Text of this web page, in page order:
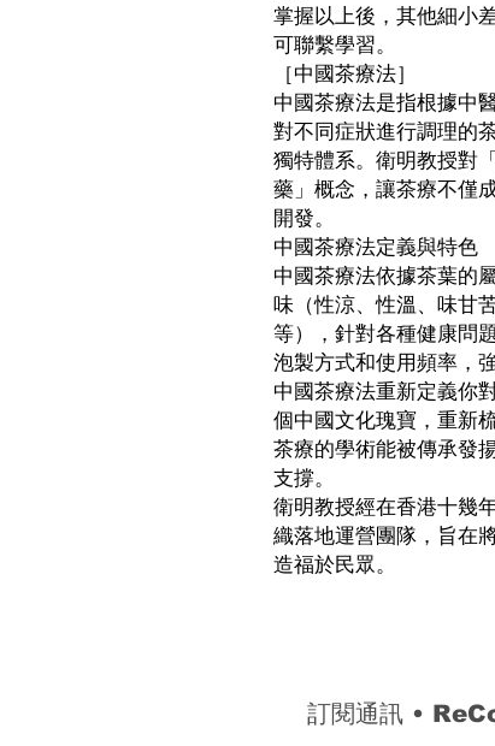
掌握以上後，其他細小
可聯繫學習。
［中國茶療法］
中國茶療法是指根據中
對不同症狀進行調理的
獨特體系。衛明教授對
藥」概念，讓茶療不僅
開發。
中國茶療法定義與特色
中國茶療法依據茶葉的
味（性涼、性溫、味甘
等），針對各種健康問
泡製方式和使用頻率，
中國茶療法重新定義你
個中國文化瑰寶，重新
茶療的學術能被傳承發
支撐。
衛明教授經在香港十幾
織落地運營團隊，旨在
造福於民眾。
訂閱通訊 •